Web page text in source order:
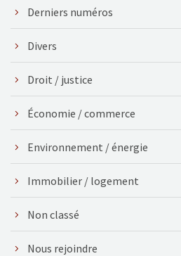
Derniers numéros
Divers
Droit / justice
Économie / commerce
Environnement / énergie
Immobilier / logement
Non classé
Nous rejoindre